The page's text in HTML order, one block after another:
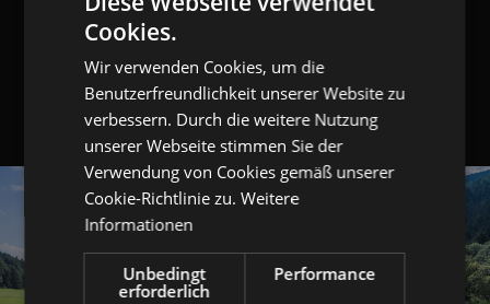
Cookies.
Wir verwenden Cookies, um die
Benutzerfreundlichkeit unserer Website zu
verbessern. Durch die weitere Nutzung
unserer Webseite stimmen Sie der
Verwendung von Cookies gemäß unserer
Cookie-Richtlinie zu. Weitere
Informationen
Unbedingt
erforderlich
Performance